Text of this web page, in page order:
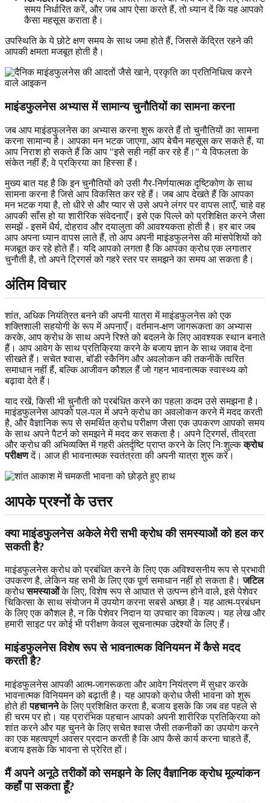
समय निर्धारित करें, और जब आप ऐसा करते हैं, तो ध्यान दें कि यह आपको
कैसा महसूस कराता है।
उपस्थिति के ये छोटे क्षण समय के साथ जमा होते हैं, जिससे केंद्रित रहने की
आपकी क्षमता मजबूत होती है।
माइंडफुलनेस अभ्यास में सामान्य चुनौतियोंका सामना करना
जब आप माइंडफुलनेस का अभ्यास करना शुरू करते हैं तो चुनौतियों का सामना
करना सामान्य है। आपका मन भटक जाएगा, आप बेचैन महसूस कर सकते हैं, या
आप निराश हो सकते हैं कि आप "इसे सही नहीं कर रहे हैं।" ये विफलता के
संकेत नहीं हैं; वे प्रक्रिया का हिस्सा हैं।
मुख्य बात यह है कि इन चुनौतियों को उसी गैर-निर्णयात्मक दृष्टिकोण के साथ
सामना करना है जिसे आप विकसित कर रहे हैं। जब आप देखते हैं कि आपका
मन भटक गया है, तो धीरे से और प्यार से उसे अपने लंगर पर वापस लाएँ, चाहे वह
आपकी साँस हो या शारीरिक संवेदनाएँ। इसे एक पिल्ले को प्रशिक्षित करने जैसा
समझें - इसमें धैर्य, दोहराव और दयालुता की आवश्यकता होती है। हर बार जब
आप अपना ध्यान वापस लाते हैं, तो आप अपनी माइंडफुलनेस की मांसपेशियों को
मजबूत कर रहे होते हैं। यदि आपको लगता है कि आपका क्रोध एक लगातार
चुनौती है, तो अपने ट्रिगर्स कोगहरे स्तर पर समझने का समय आ सकता है।
अंतिम विचार
शांत, अधिक नियंत्रित बनने की अपनी यात्रा में माइंडफुलनेस को एक
शक्तिशाली सहयोगी के रूप में अपनाएँ। वर्तमान-क्षण जागरूकता का अभ्यास
करके, आप क्रोध के साथ अपने रिश्ते को बदलने के लिए आवश्यक स्थान बनाते
हैं। आप आवेग के साथ प्रतिक्रिया करने के बजाय ज्ञान के साथ जवाब देना
सीखते हैं। सचेत श्वास, बॉडी स्कैनिंग और अवलोकन की तकनीकें त्वरित
समाधान नहीं हैं, बल्कि आजीवन कौशल हैं जो गहन भावनात्मक स्वास्थ्य को
बढ़ावा देते हैं।
याद रखें, किसी भी चुनौती को प्रबंधित करने का पहला कदम उसे समझना है।
माइंडफुलनेस आपको पल-पल में अपने क्रोध का अवलोकन करने में मदद करती
है, औरवैज्ञानिक रूप से समर्थित क्रोध परीक्षणजैसा एक उपकरण आपको समय
के साथ अपने पैटर्न को समझने में मदद कर सकता है। अपने ट्रिगर्स, तीव्रता
और क्रोध की अभिव्यक्ति में गहरी अंतर्दृष्टि प्राप्त करने के लिए निःशुल्कक्रोध
परीक्षणदें। आज ही भावनात्मक स्वतंत्रता की अपनी यात्रा शुरू करें।
आपके प्रश्नों के उत्तर
क्या माइंडफुलनेस अकेले मेरी सभी क्रोध की समस्याओं को हल कर
सकती है?
माइंडफुलनेस क्रोध को प्रबंधित करने के लिए एक अविश्वसनीय रूप से प्रभावी
उपकरण है, लेकिन यह सभी के लिए एक पूर्ण समाधान नहीं हो सकता है।जटिल
क्रोधसमस्याओंके लिए, विशेष रूप से आघात से उत्पन्न होने वाले, इसे पेशेवर
चिकित्सा के साथ संयोजन में उपयोग करना सबसे अच्छा है। यह आत्म-प्रबंधन
के लिए एक कौशल है, न कि पेशेवर निदान या उपचार का विकल्प। यह लेख और
हमारी साइट पर कोई भी परीक्षण केवल सूचनात्मक उद्देश्यों के लिए हैं।
माइंडफुलनेस विशेष रूप से भावनात्मक विनियमन में कैसे मदद
करती है?
माइंडफुलनेस आपकी आत्म-जागरूकता और आवेग नियंत्रण में सुधार करके
भावनात्मक विनियमन को बढ़ाती है। यह आपको क्रोध जैसी भावना को शुरू
होते हीपहचाननेके लिए प्रशिक्षित करता है, बजाय इसके कि जब वह पहले से
ही चरम पर हो। यह प्रारंभिक पहचान आपको अपनी शारीरिक प्रतिक्रिया को
शांत करने और यह चुनने के लिए सचेत श्वास जैसी तकनीकों का उपयोग करने
का एक महत्वपूर्ण अवसर प्रदान करती है कि आप कैसे कार्य करना चाहते हैं,
बजाय इसके कि भावना से प्रेरित हों।
मैं अपने अनूठे तरीकों को समझने के लिए वैज्ञानिक क्रोध मूल्यांकन
कहाँ पा सकता हूँ?